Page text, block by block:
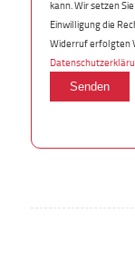
kann. Wir setzen
Einwilligung die
Widerruf erfolgten